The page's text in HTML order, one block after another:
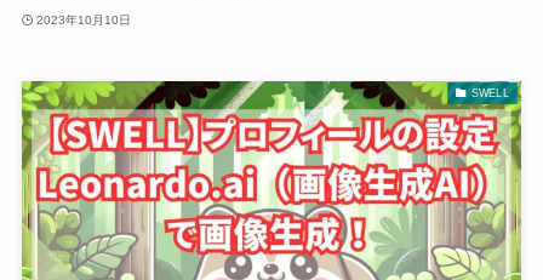
2023年10月10日
SWELL